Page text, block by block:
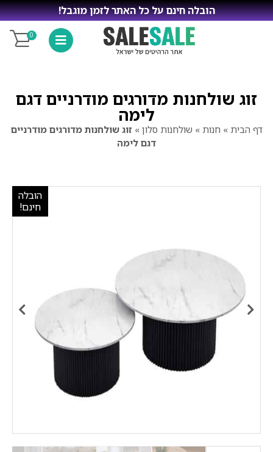
הובלה חינם על כל האתר לזמן מוגבל!
0
זוג שולחנות מדורגים מודרניים דגם
לימה
דף הבית » חנות » שולחנות סלון » זוג שולחנות מדורגים מודרניים
דגם לימה
הובלה
חינם!